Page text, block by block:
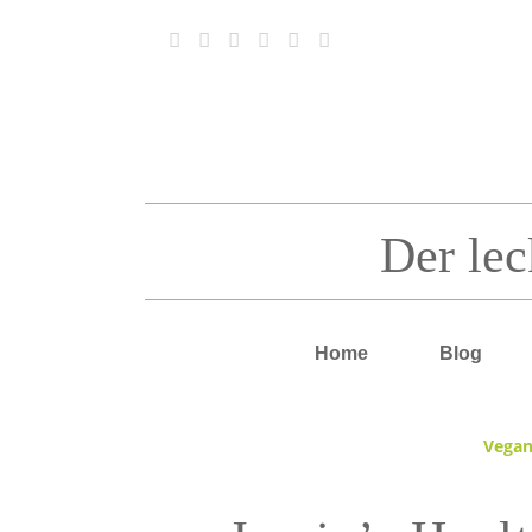
Der
Home Blog